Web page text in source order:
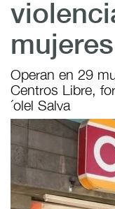
Operan en 29
Centros Libre,
´olel Salva